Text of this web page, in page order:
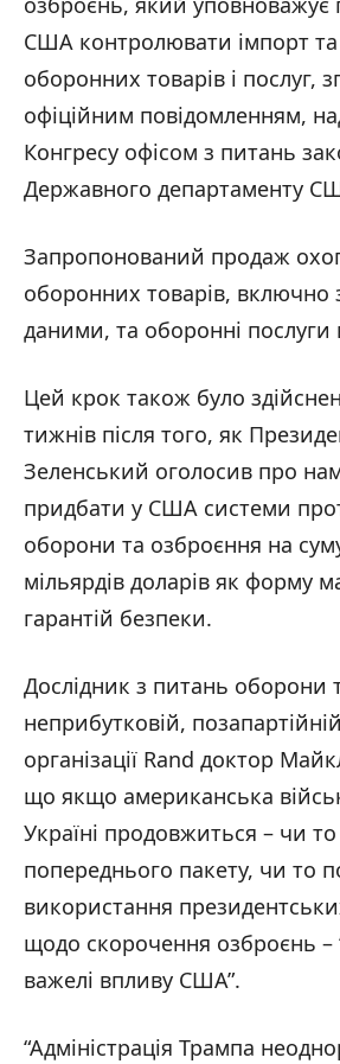
США контролювати імпорт
оборонних товарів і послуг,
офіційним повідомленням,
Конгресу офісом з питань
Державного департаменту
Запропонований продаж
оборонних товарів, включно
даними, та оборонні послуги
Цей крок також було
тижнів після того, як
Зеленський оголосив про
придбати у США системи
оборони та озброєння на
мільярдів доларів як форму
гарантій безпеки.
Дослідник з питань оборони
неприбутковій,
організації Rand доктор
що якщо американська
Україні продовжиться – чи
попереднього пакету, чи то
використання
щодо скорочення озброєнь –
важелі впливу США”.
“Адміністрація Трампа